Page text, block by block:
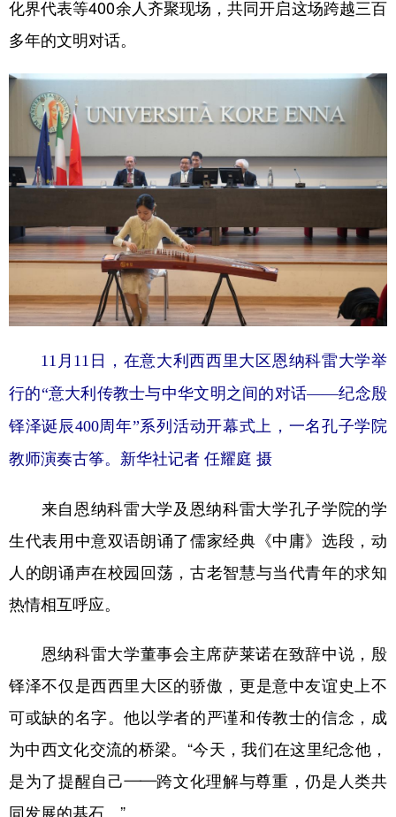
化界代表等400余人齐聚现场，共同开启这场跨越三百
多年的文明对话。
11月11日，在意大利西西里大区恩纳科雷大学举
行的“意大利传教士与中华文明之间的对话——纪念殷
铎泽诞辰400周年”系列活动开幕式上，一名孔子学院
教师演奏古筝。 新华社记者 任耀庭 摄
来自恩纳科雷大学及恩纳科雷大学孔子学院的学
生代表用中意双语朗诵了儒家经典《中庸》选段，动
人的朗诵声在校园回荡，古老智慧与当代青年的求知
热情相互呼应。
恩纳科雷大学董事会主席萨莱诺在致辞中说，殷
铎泽不仅是西西里大区的骄傲，更是意中友谊史上不
可或缺的名字。他以学者的严谨和传教士的信念，成
为中西文化交流的桥梁。“今天，我们在这里纪念他，
是为了提醒自己——跨文化理解与尊重，仍是人类共
同发展的基石。”